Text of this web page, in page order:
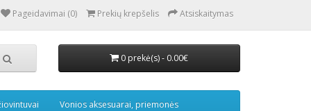
Pageidavimai (0) Prekių krepšelis Atsiskaitymas
0 prekė(s) - 0.00€
Vonios aksesuarai, priemonės